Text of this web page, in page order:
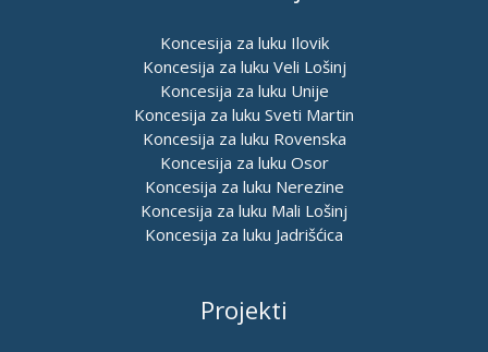
Koncesija za luku Ilovik
Koncesija za luku Veli Lošinj
Koncesija za luku Unije
Koncesija za luku Sveti Martin
Koncesija za luku Rovenska
Koncesija za luku Osor
Koncesija za luku Nerezine
Koncesija za luku Mali Lošinj
Koncesija za luku Jadrišćica
Projekti